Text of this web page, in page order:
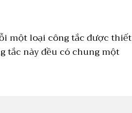
một loại công tắc được thiết
tắc này đều có chung một